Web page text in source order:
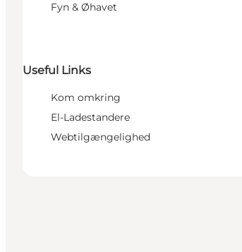
Fyn & Øhavet
Useful Links
Kom omkring
El-Ladestandere
Webtilgængelighed